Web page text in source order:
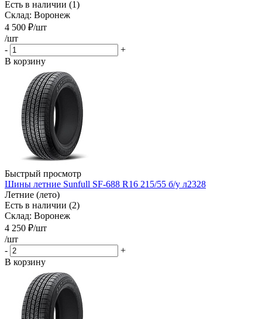
Есть в наличии (1)
Склад: Воронеж
4 500 ₽/шт
/шт
-
+
В корзину
Быстрый просмотр
Шины летние Sunfull SF-688 R16 215/55 б/у л2328
Летние (лето)
Есть в наличии (2)
Склад: Воронеж
4 250 ₽/шт
/шт
-
+
В корзину